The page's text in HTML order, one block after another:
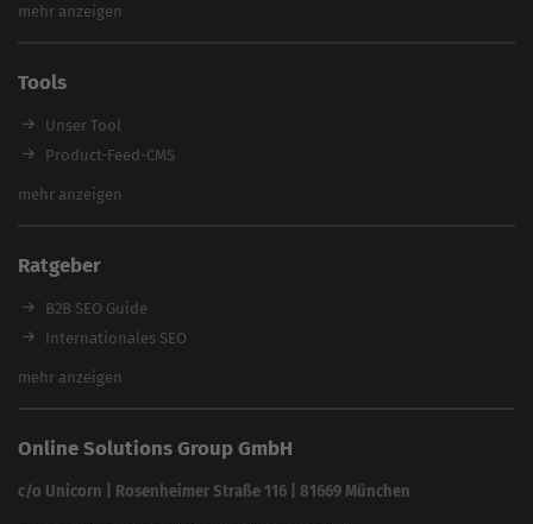
Enterprise SEO Agentur
Workshops
mehr anzeigen
Tools
Unser Tool
Product-Feed-CMS
Website Analyse
Backlink-Check
Ladezeiten-Check
Brand Protection Tool
Website SEO Check
feed2content.ai
mehr anzeigen
Ratgeber
B2B SEO Guide
Internationales SEO
eCommerce SEO
In ChatGPT gefunden werden
Linkbuilding 2025
mehr anzeigen
Online Solutions Group GmbH
c/o Unicorn | Rosenheimer Straße 116 | 81669 München